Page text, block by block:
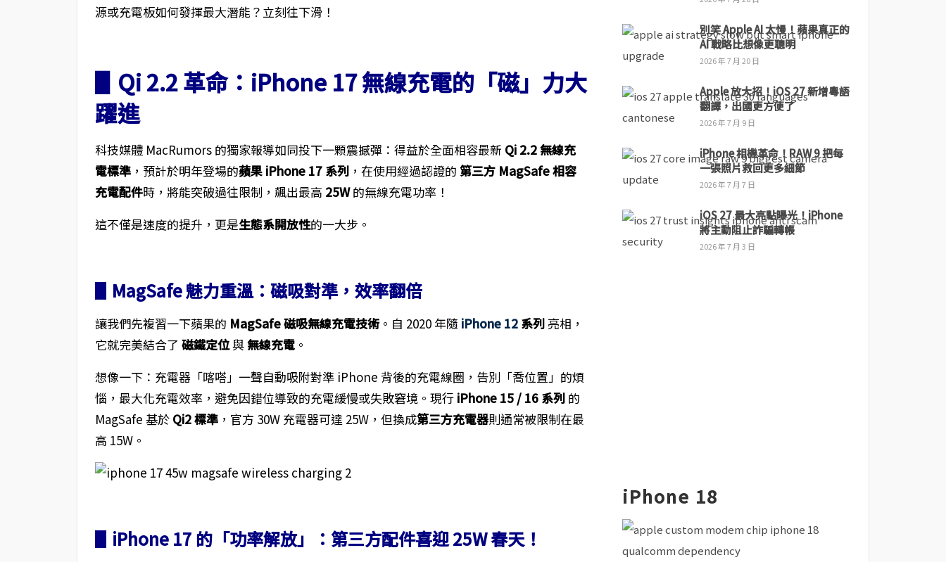
源或充電板如何發揮最大潛能？立刻往下滑！
▋Qi 2.2 革命：iPhone 17 無線充電的「磁」力大
躍進
科技媒體 MacRumors 的獨家報導如同投下一顆震撼彈：得益於全面相容最新 Qi 2.2 無線充
電標準，預計於明年登場的蘋果 iPhone 17 系列，在使用經過認證的 第三方 MagSafe 相容
充電配件時，將能突破過往限制，飆出最高 25W的無線充電功率！
這不僅是速度的提升，更是生態系開放性的一大步。
▋MagSafe 魅力重溫：磁吸對準，效率翻倍
讓我們先複習一下蘋果的 MagSafe 磁吸無線充電技術。自 2020 年隨 iPhone 12系列亮相，
它就完美結合了 磁鐵定位與無線充電。
想像一下：充電器「喀嗒」一聲自動吸附對準 iPhone 背後的充電線圈，告別「喬位置」的煩
惱，最大化充電效率，避免因錯位導致的充電緩慢或失敗窘境。現行 iPhone 15 / 16 系列的
MagSafe 基於 Qi2 標準，官方 30W 充電器可達 25W，但換成第三方充電器則通常被限制在最
高 15W。
▋iPhone 17 的「功率解放」：第三方配件喜迎 25W 春天！
別笑 Apple AI 太慢！蘋果真正的
AI 戰略比想像更聰明
2026 年 7 月 20 日
Apple 放大招！iOS 27 新增粵語
翻譯，出國更方便了
2026 年 7 月 9 日
iPhone 相機革命！RAW 9 把每
一張照片救回更多細節
2026 年 7 月 7 日
iOS 27 最大亮點曝光！iPhone
將主動阻止詐騙轉帳
2026 年 7 月 3 日
iPhone 18